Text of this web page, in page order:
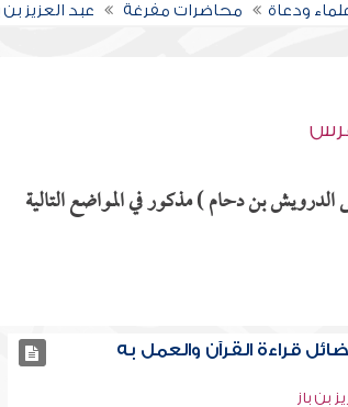
ودعاة محاضرات مفرغة عبد العزيز بن
بن دحام ) مذكور في المواضع التالية
قراءة القرآن والعمل به
بن باز